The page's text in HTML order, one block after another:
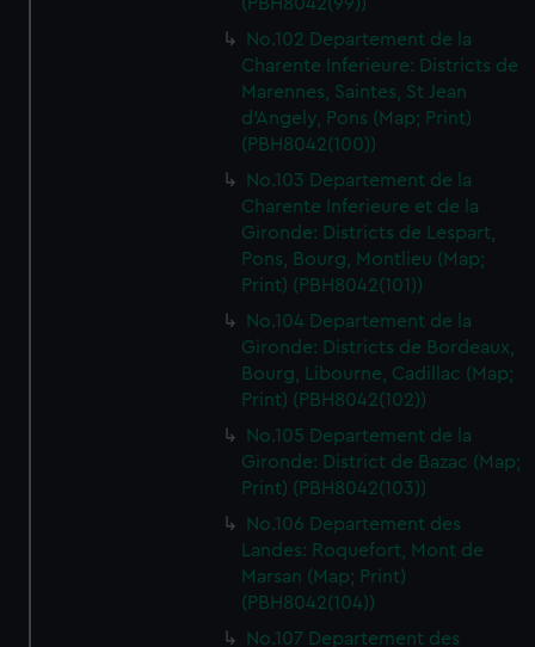
No.102 Departement de la
Charente Inferieure: Districts de
Marennes, Saintes, St Jean
d'Angely, Pons (Map; Print)
(PBH8042(100))
No.103 Departement de la
Charente Inferieure et de la
Gironde: Districts de Lespart,
Pons, Bourg, Montlieu (Map;
Print) (PBH8042(101))
No.104 Departement de la
Gironde: Districts de Bordeaux,
Bourg, Libourne, Cadillac (Map;
Print) (PBH8042(102))
No.105 Departement de la
Gironde: District de Bazac (Map;
Print) (PBH8042(103))
No.106 Departement des
Landes: Roquefort, Mont de
Marsan (Map; Print)
(PBH8042(104))
No.107 Departement des